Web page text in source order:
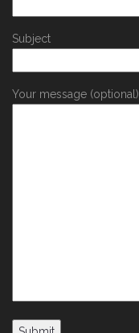
Subject
Your message (optional)